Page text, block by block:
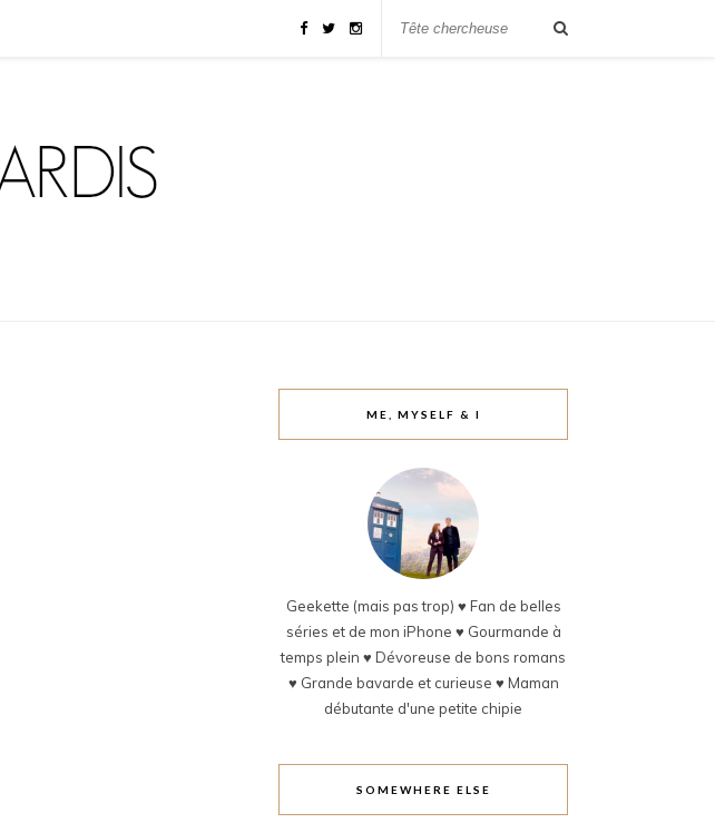
ME, MYSELF & I
Geekette (mais pas trop) ♥ Fan de belles
séries et de mon iPhone ♥ Gourmande à
temps plein ♥ Dévoreuse de bons romans
♥ Grande bavarde et curieuse ♥ Maman
débutante d'une petite chipie
SOMEWHERE ELSE